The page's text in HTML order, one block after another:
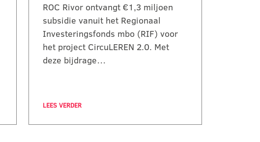
ROC Rivor ontvangt €1,3 miljoen
subsidie vanuit het Regionaal
Investeringsfonds mbo (RIF) voor
het project CircuLEREN 2.0. Met
deze bijdrage…
LEES VERDER